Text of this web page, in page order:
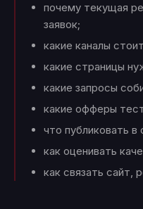
почему текущая
заявок;
какие каналы
какие страницы
какие запросы
какие офферы
что публиковать в
как оценивать
как связать сайт,